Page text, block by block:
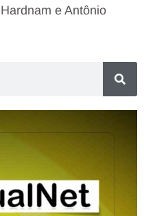
e Antônio